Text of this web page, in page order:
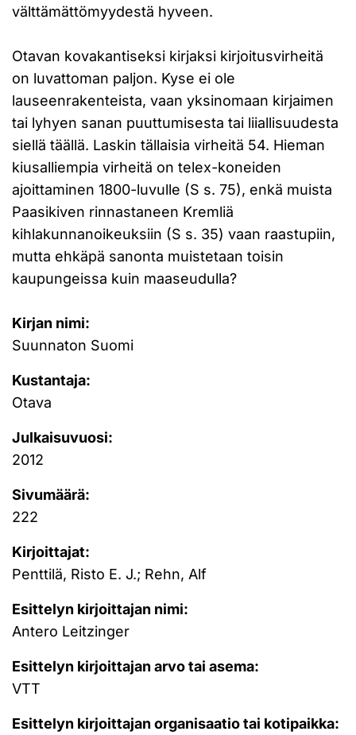
välttämättömyydestä hyveen.
Otavan kovakantiseksi kirjaksi kirjoitusvirheitä
on luvattoman paljon. Kyse ei ole
lauseenrakenteista, vaan yksinomaan kirjaimen
tai lyhyen sanan puuttumisesta tai liiallisuudesta
siellä täällä. Laskin tällaisia virheitä 54. Hieman
kiusalliempia virheitä on telex-koneiden
ajoittaminen 1800-luvulle (S s. 75), enkä muista
Paasikiven rinnastaneen Kremliä
kihlakunnanoikeuksiin (S s. 35) vaan raastupiin,
mutta ehkäpä sanonta muistetaan toisin
kaupungeissa kuin maaseudulla?
Kirjan nimi:
Suunnaton Suomi
Kustantaja:
Otava
Julkaisuvuosi:
2012
Sivumäärä:
222
Kirjoittajat:
Penttilä, Risto E. J.; Rehn, Alf
Esittelyn kirjoittajan nimi:
Antero Leitzinger
Esittelyn kirjoittajan arvo tai asema:
VTT
Esittelyn kirjoittajan organisaatio tai kotipaikka: